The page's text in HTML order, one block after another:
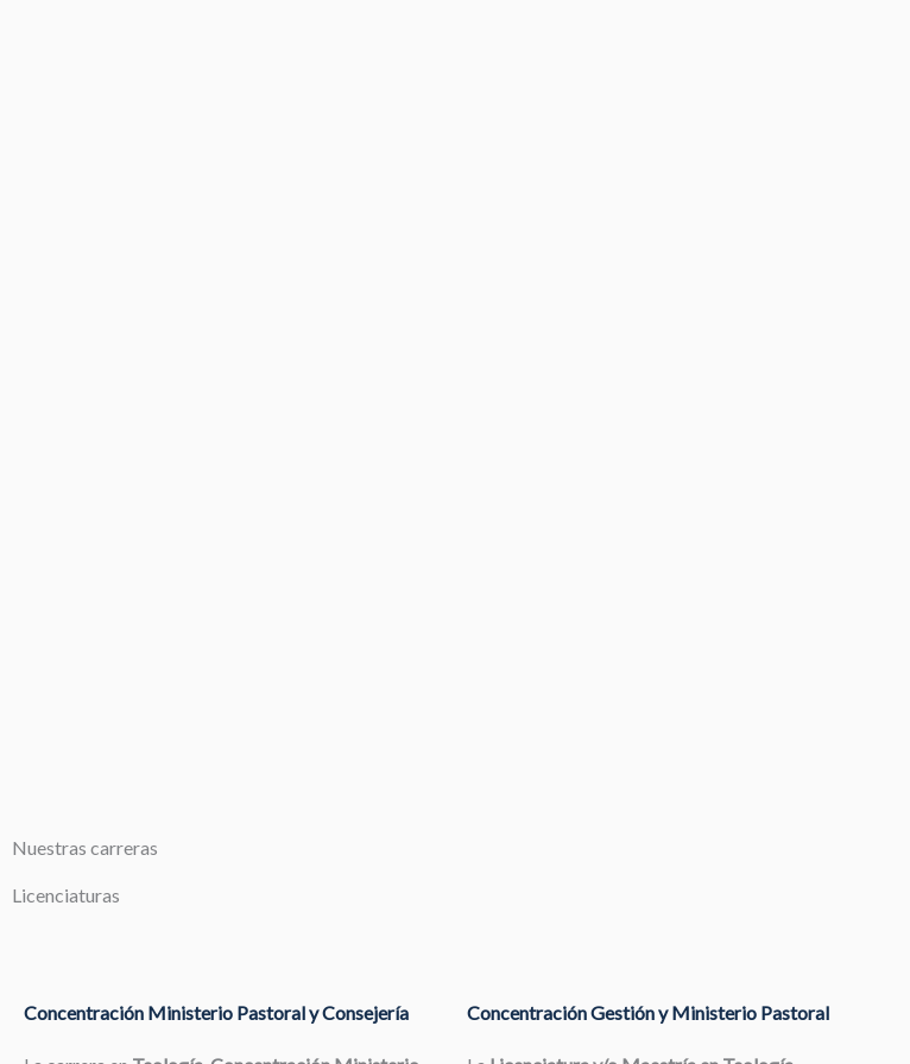
Nuestras carreras
Licenciaturas
Concentración Ministerio Pastoral y Consejería Concentración Gestión y Ministerio Pastoral